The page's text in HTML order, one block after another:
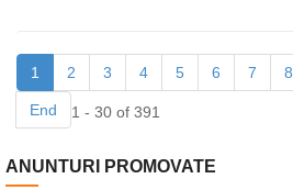
1 2 3 4 5 6 7 8
End
1 - 30 of 391
ANUNTURI PROMOVATE